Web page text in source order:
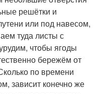
решётки и
или под навесом,
туда листы с
чтобы ягоды
бережём от
по времени
зависит конечно же